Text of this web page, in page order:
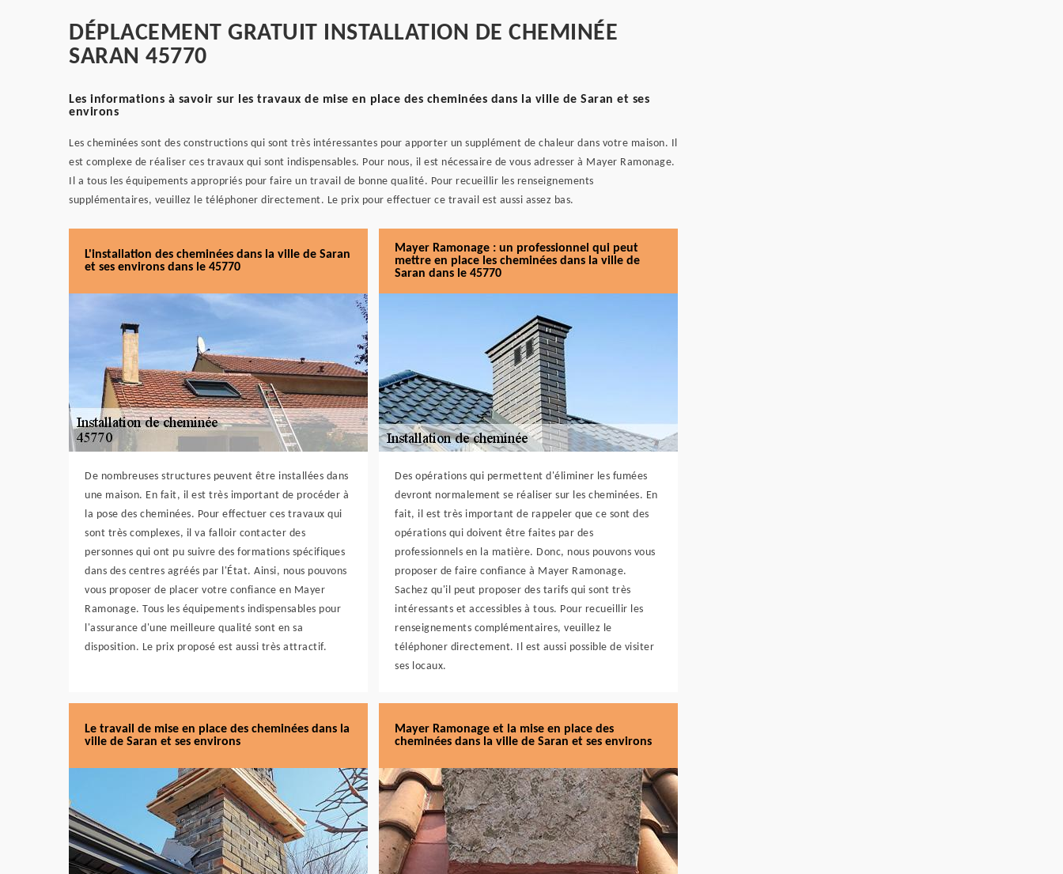
DÉPLACEMENT GRATUIT INSTALLATION DE CHEMINÉE
SARAN 45770
Les informations à savoir sur les travaux de mise en place des cheminées dans la ville de Saran et ses
environs
Les cheminées sont des constructions qui sont très intéressantes pour apporter un supplément de chaleur dans votre maison. Il
est complexe de réaliser ces travaux qui sont indispensables. Pour nous, il est nécessaire de vous adresser à Mayer Ramonage.
Il a tous les équipements appropriés pour faire un travail de bonne qualité. Pour recueillir les renseignements
supplémentaires, veuillez le téléphoner directement. Le prix pour effectuer ce travail est aussi assez bas.
L'installation des cheminées dans la ville de Saran
et ses environs dans le 45770
De nombreuses structures peuvent être installées dans
une maison. En fait, il est très important de procéder à
la pose des cheminées. Pour effectuer ces travaux qui
sont très complexes, il va falloir contacter des
personnes qui ont pu suivre des formations spécifiques
dans des centres agréés par l'État. Ainsi, nous pouvons
vous proposer de placer votre confiance en Mayer
Ramonage. Tous les équipements indispensables pour
l'assurance d'une meilleure qualité sont en sa
disposition. Le prix proposé est aussi très attractif.
Mayer Ramonage : un professionnel qui peut
mettre en place les cheminées dans la ville de
Saran dans le 45770
Des opérations qui permettent d'éliminer les fumées
devront normalement se réaliser sur les cheminées. En
fait, il est très important de rappeler que ce sont des
opérations qui doivent être faites par des
professionnels en la matière. Donc, nous pouvons vous
proposer de faire confiance à Mayer Ramonage.
Sachez qu'il peut proposer des tarifs qui sont très
intéressants et accessibles à tous. Pour recueillir les
renseignements complémentaires, veuillez le
téléphoner directement. Il est aussi possible de visiter
ses locaux.
Le travail de mise en place des cheminées dans la
ville de Saran et ses environs
Mayer Ramonage et la mise en place des
cheminées dans la ville de Saran et ses environs